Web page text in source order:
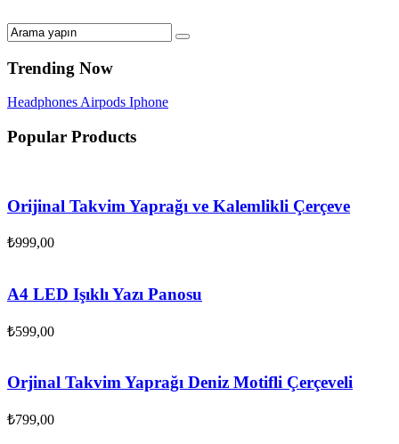
Trending Now
HeadphonesAirpods Iphone
Popular Products
Orijinal Takvim Yaprağı ve Kalemlikli Çerçeve
₺999,00
A4 LED Işıklı Yazı Panosu
₺599,00
Orjinal Takvim Yaprağı Deniz Motifli Çerçeveli
₺799,00